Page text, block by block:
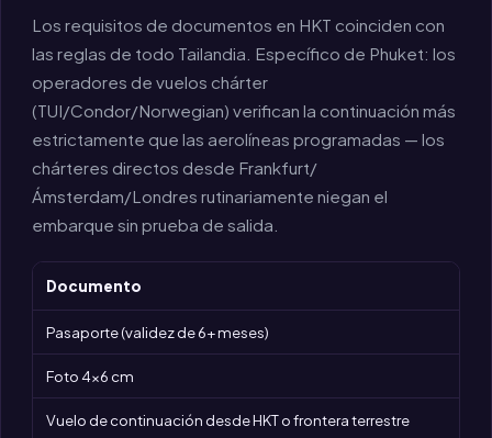
Los requisitos de documentos en HKT coinciden con
las reglas de todo Tailandia. Específico de Phuket: los
operadores de vuelos chárter
(TUI/Condor/Norwegian) verifican la continuación más
estrictamente que las aerolíneas programadas — los
chárteres directos desde Frankfurt/
Ámsterdam/Londres rutinariamente niegan el
embarque sin prueba de salida.
Documento
Pasaporte (validez de 6+ meses)
Foto 4×6 cm
Vuelo de continuación desde HKT o frontera terrestre